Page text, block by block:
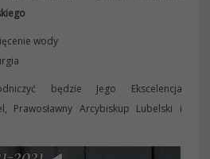
wody
będzie Jego Ekscelencja
Prawosławny Arcybiskup Lubelski i